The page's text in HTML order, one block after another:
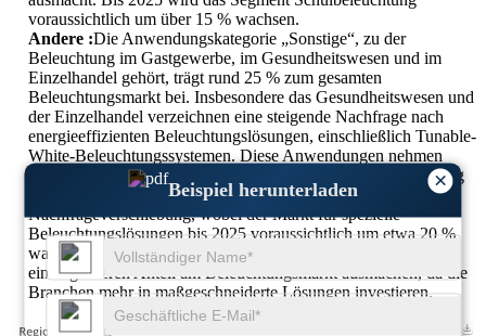
×
Beispiel herunterladen
voraussichtlich um über 15 % wachsen.
Andere :Die Anwendungskategorie „Sonstige“, zu der
Beleuchtung im Gastgewerbe, im Gesundheitswesen und im
Einzelhandel gehört, trägt rund 25 % zum gesamten
Beleuchtungsmarkt bei. Insbesondere das Gesundheitswesen und
der Einzelhandel verzeichnen eine steigende Nachfrage nach
energieeffizienten Beleuchtungslösungen, einschließlich Tunable-
White-Beleuchtungssystemen. Diese Anwendungen nehmen
jährlich um etwa 10–12 % zu. Der Fokus auf Individualisierung
und Energieeffizienz in diesen Branchen führt zu einer
Nachfrageverschiebung, wobei der Markt für spezielle
Beleuchtungslösungen bis 2025 voraussichtlich um etwa 20 %
wachsen wird. Die Kategorie „Sonstige“ wird voraussichtlich
einen größeren Anteil am Beleuchtungsmarkt ausmachen, da die
Branchen mehr in maßgeschneiderte Lösungen investieren.